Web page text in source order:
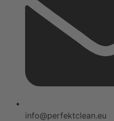
info@perfektclean.eu